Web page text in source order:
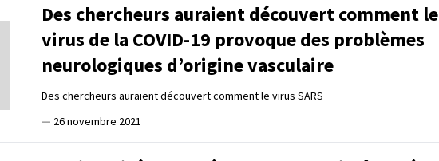
Des chercheurs auraient découvert comment le
virus de la COVID-19 provoque des problèmes
neurologiques d’origine vasculaire
Des chercheurs auraient découvert comment le virus SARS
— 26 novembre 2021